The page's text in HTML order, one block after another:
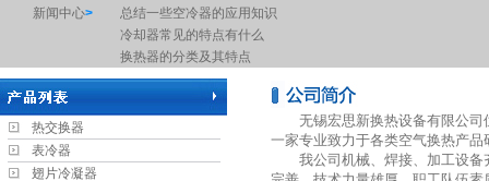
新闻中心>
总结一些空冷器的应用知识
冷却器常见的特点有什么
换热器的分类及其特点
冷却器的启动是大家容易忽视的细节
常用板式换热器的分类
冷却器的启动是大家容易忽视的细节
废气冷凝器工作原理图
换热机组的缝隙腐蚀
热交换器
表冷器
翅片冷凝器
无锡宏思新换热设备有限公司
一家专业致力于各类空气换热产
我公司机械、焊接、加工设备